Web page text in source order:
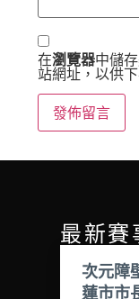
在瀏覽器中儲
站網址，以供
最新賽
次元障
蓮市市